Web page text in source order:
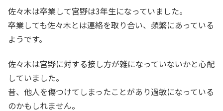
佐々木は卒業して宮野は3年生になっていました。
卒業しても佐々木とは連絡を取り合い、頻繁にあっている
ようです。
佐々木は宮野に対する接し方が雑になっていないかと心配
していました。
昔、他人を傷つけてしまったことがあり過敏になっている
のかもしれません。